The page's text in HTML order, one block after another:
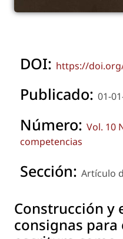
DOI: https://
Publicado: 01-
Número: Vol. 10
competencias
Sección: Artículo
Construcción y
consignas para